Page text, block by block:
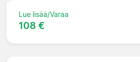
Lue lisää/Varaa
108 €